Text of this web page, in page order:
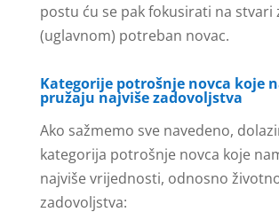
postu ću se pak fokusirati na stvari
(uglavnom) potreban novac.
Kategorije potrošnje novca koje
pružaju najviše zadovoljstva
Ako sažmemo sve navedeno,
kategorija potrošnje novca koje
najviše vrijednosti, odnosno
zadovoljstva: